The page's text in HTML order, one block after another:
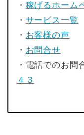
・ 稼げるホーム
・ サービス一覧
・ お客様の声
・ お問合せ
・電話でのお
４３